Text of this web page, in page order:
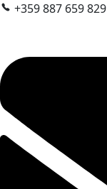
+359 887 659 829